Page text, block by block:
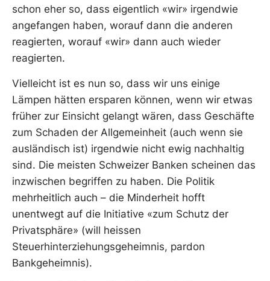
schon eher so, dass eigentlich «wir» irgendwie
angefangen haben, worauf dann die anderen
reagierten, worauf «wir» dann auch wieder
reagierten.
Vielleicht ist es nun so, dass wir uns einige
Lämpen hätten ersparen können, wenn wir etwas
früher zur Einsicht gelangt wären, dass Geschäfte
zum Schaden der Allgemeinheit (auch wenn sie
ausländisch ist) irgendwie nicht ewig nachhaltig
sind. Die meisten Schweizer Banken scheinen das
inzwischen begriffen zu haben. Die Politik
mehrheitlich auch – die Minderheit hofft
unentwegt auf die Initiative «zum Schutz der
Privatsphäre» (will heissen
Steuerhinterziehungsgeheimnis, pardon
Bankgeheimnis).